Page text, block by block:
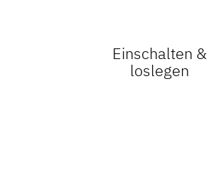
Einschalten &
loslegen